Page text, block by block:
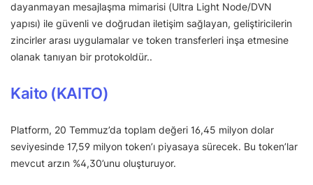
dayanmayan mesajlaşma mimarisi (Ultra Light Node/DVN
yapısı) ile güvenli ve doğrudan iletişim sağlayan, geliştiricilerin
zincirler arası uygulamalar ve token transferleri inşa etmesine
olanak tanıyan bir protokoldür..
Kaito (KAITO)
Platform, 20 Temmuz’da toplam değeri 16,45 milyon dolar
seviyesinde 17,59 milyon token’ı piyasaya sürecek. Bu token’lar
mevcut arzın %4,30’unu oluşturuyor.